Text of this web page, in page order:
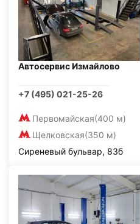
Автосервис Измайлово
+7 (495) 021-25-26
Первомайская(400 м)
Щелковская(350 м)
Сиреневый бульвар, 83б